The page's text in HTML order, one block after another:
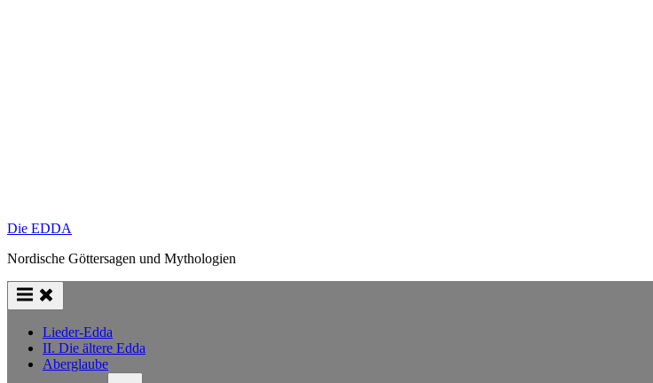
Die EDDA
Nordische Göttersagen und Mythologien
Lieder-Edda
II. Die ältere Edda
Aberglaube